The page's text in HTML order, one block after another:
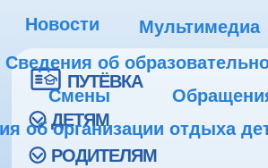
Новости Мультимедиа
Сведения об
Смены
об организации отдыха
ПУТЁВКА
ДЕТЯМ
РОДИТЕЛЯМ